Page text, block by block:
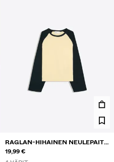
RAGLAN-HIHAINEN NEULEPAITA
PYÖREÄLLÄ KAULA-AUKOLLA
19,99 €